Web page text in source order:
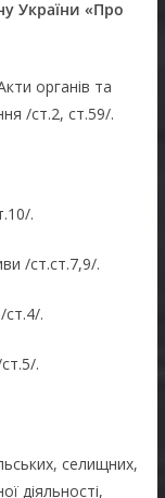
України «Про
органів та
/ст.2, ст.59/.
.
/ст.ст.7,9/.
.
.
селищних,
діяльності,